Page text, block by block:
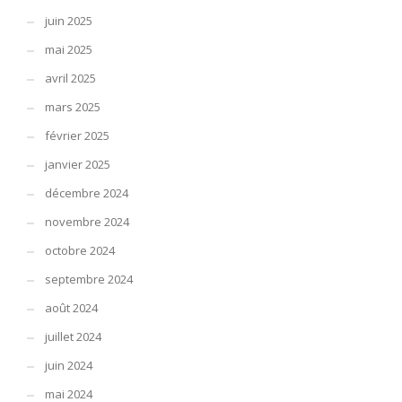
juin 2025
mai 2025
avril 2025
mars 2025
février 2025
janvier 2025
décembre 2024
novembre 2024
octobre 2024
septembre 2024
août 2024
juillet 2024
juin 2024
mai 2024